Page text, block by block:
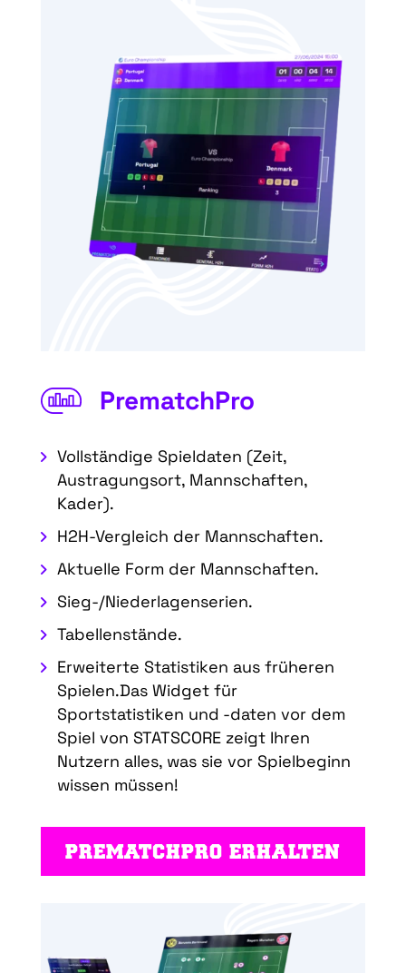
PrematchPro
Vollständige Spieldaten (Zeit,
Austragungsort, Mannschaften,
Kader).
H2H-Vergleich der Mannschaften.
Aktuelle Form der Mannschaften.
Sieg-/Niederlagenserien.
Tabellenstände.
Erweiterte Statistiken aus früheren
Spielen.Das Widget für
Sportstatistiken und -daten vor dem
Spiel von STATSCORE zeigt Ihren
Nutzern alles, was sie vor Spielbeginn
wissen müssen!
PREMATCHPRO ERHALTEN